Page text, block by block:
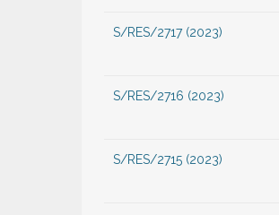
S/RES/2717 (2023)
S/RES/2716 (2023)
S/RES/2715 (2023)